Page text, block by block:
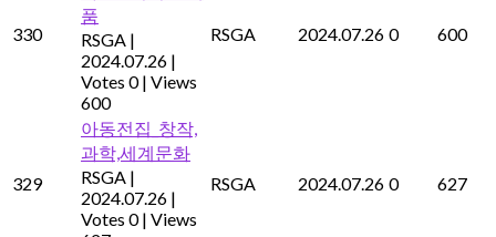
330
품
RSGA |
2024.07.26 |
Votes 0 | Views
600
RSGA 2024.07.26 0 600
329
아동전집_창작,
과학,세계문화
RSGA |
2024.07.26 |
Votes 0 | Views
RSGA 2024.07.26 0 627